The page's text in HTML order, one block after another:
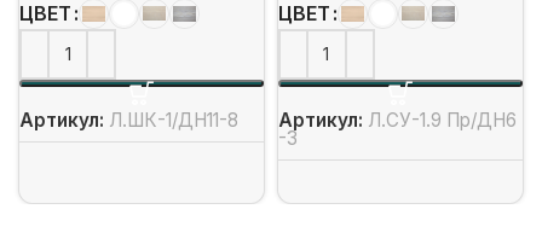
ЦВЕТ
Артикул: Л.ШК-1/ДН11-8
ЦВЕТ
Артикул: Л.СУ-1.9 Пр/ДН6
-3